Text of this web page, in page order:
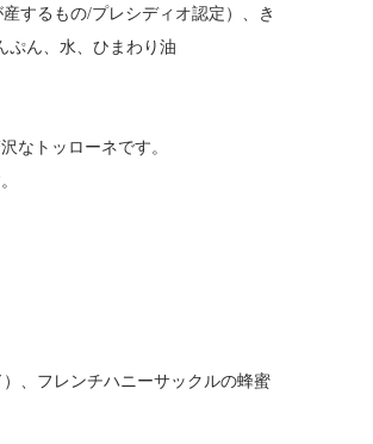
するもの/プレシディオ認定）、き
ぷん、水、ひまわり油
なトッローネです。
、フレンチハニーサックルの蜂蜜